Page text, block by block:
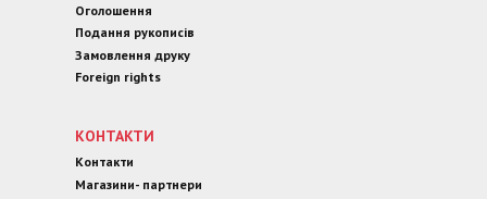
Оголошення
Подання рукописів
Замовлення друку
Foreign rights
КОНТАКТИ
Контакти
Магазини- партнери